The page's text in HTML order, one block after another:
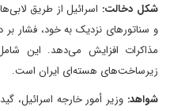
شکل دخالت:
و سناتورهای نزدیک به خود، فشار
مذاکرات افزایش می‌دهد. این
زیرساخت‌های هسته‌ای ایران است.
شواهد: وزیر أمور خارجه اسرائیل،